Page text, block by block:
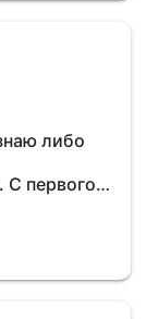
либо
С первого
знаю
за